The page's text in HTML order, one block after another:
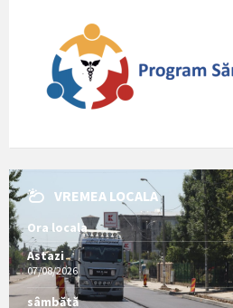
VREMEA LOCALA
Ora locala
Astazi
07/08/2026
sâmbătă